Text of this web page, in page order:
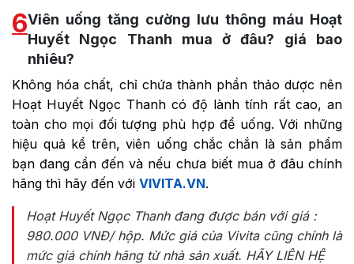
6Viên uống tăng cường lưu thông máu Hoạt
Huyết Ngọc Thanh mua ở đâu? giá bao
nhiêu?
Không hóa chất, chỉ chứa thành phần thảo dược nên
Hoạt Huyết Ngọc Thanh có độ lành tính rất cao, an
toàn cho mọi đối tượng phù hợp để uống. Với những
hiệu quả kể trên, viên uống chắc chắn là sản phẩm
bạn đang cần đến và nếu chưa biết mua ở đâu chính
hãng thì hãy đến với VIVITA.VN.
Hoạt Huyết Ngọc Thanh đang được bán với giá :
980.000 VNĐ/ hộp. Mức giá của Vivita cũng chính là
mức giá chính hãng từ nhà sản xuất. HÃY LIÊN HỆ